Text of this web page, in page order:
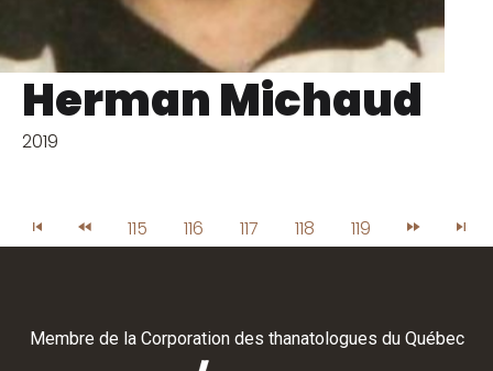
Herman Michaud
2019
115 116 117 118 119
Membre de la Corporation des thanatologues du Québec